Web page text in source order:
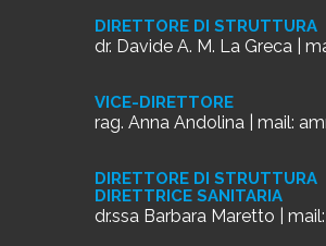
DIRETTORE DI STRUTTURA
dr. Davide A. M. La Greca |
VICE-DIRETTORE
rag. Anna Andolina | mail:
DIRETTORE DI STRUTTURA
DIRETTRICE SANITARIA
dr.ssa Barbara Maretto | mail: